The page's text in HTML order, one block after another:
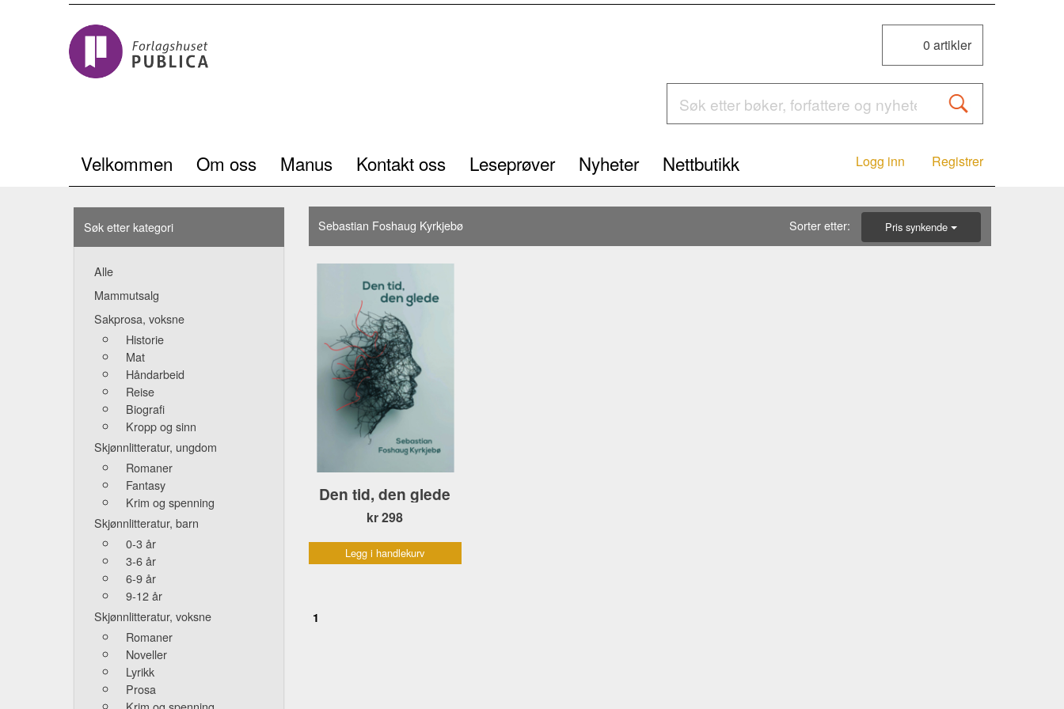
0 artikler
Velkommen Om oss Manus Kontakt oss Leseprøver Nyheter Nettbutikk Logg inn Registrer
Søk etter kategori
Alle
Mammutsalg
Sakprosa, voksne
Historie
Mat
Håndarbeid
Reise
Biografi
Kropp og sinn
Skjønnlitteratur, ungdom
Romaner
Fantasy
Krim og spenning
Skjønnlitteratur, barn
0-3 år
3-6 år
6-9 år
9-12 år
Skjønnlitteratur, voksne
Romaner
Noveller
Lyrikk
Prosa
Sebastian Foshaug Kyrkjebø Sorter etter: Pris synkende
Den tid, den glede
kr 298
Legg i handlekurv
1